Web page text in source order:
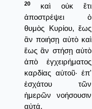
20
καὶ οὐκ ἔτι
ἀποστρέψει ὁ
θυμὸς Κυρίου, ἕως
ἂν ποιήσῃ αὐτὸ καὶ
ἕως ἂν στήσῃ αὐτὸ
ἀπὸ ἐγχειρήματος
καρδίας αὐτοῦ· ἐπ'
ἐσχάτου τῶν
ἡμερῶν νοήσουσιν
αὐτά.